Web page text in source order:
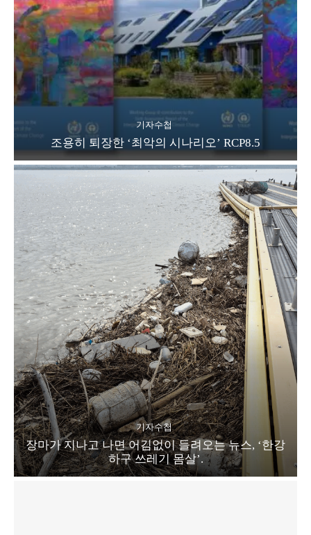
기자수첩
조용히 퇴장한 ‘최악의 시나리오’ RCP8.5
기자수첩
장마가 지나고 나면 어김없이 들려오는 뉴스, ‘한강
하구 쓰레기 몸살’.